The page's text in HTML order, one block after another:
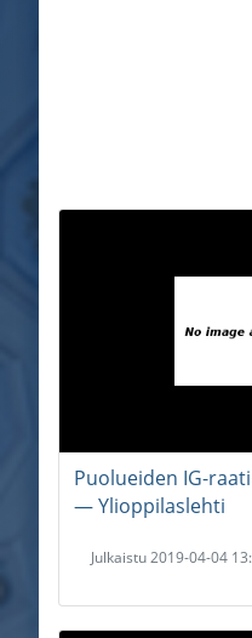
Puolueiden IG-
― Ylioppilaslehti
Julkaistu 2019-04-04